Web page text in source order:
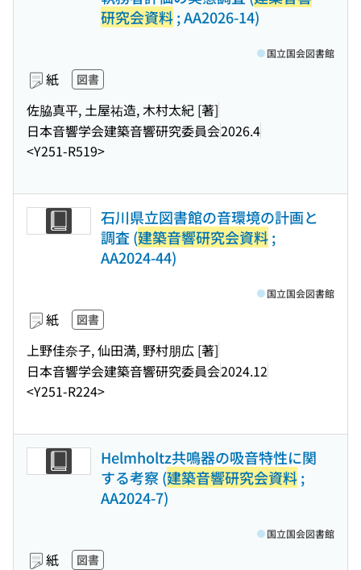
研究会資料; AA2026-14)
紙 図書
佐脇真平, 土屋祐造, 木村太紀 [著]
日本音響学会建築音響研究委員会2026.4
<Y251-R519>
国立国会図書館
石川県立図書館の音環境の計画と
調査 (建築音響研究会資料;
AA2024-44)
紙 図書
上野佳奈子, 仙田満, 野村朋広 [著]
日本音響学会建築音響研究委員会2024.12
<Y251-R224>
国立国会図書館
Helmholtz共鳴器の吸音特性に関
する考察 (建築音響研究会資料;
AA2024-7)
紙 図書
国立国会図書館